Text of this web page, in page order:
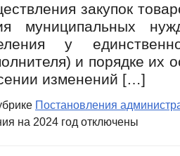
закупок
муниципальных
у
и порядке их
изменений […]
Постановления
на 2024 год отключены